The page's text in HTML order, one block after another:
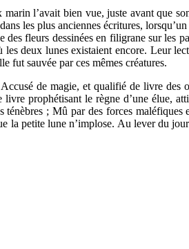
l’avait bien vue, juste avant que
les plus anciennes écritures,
fleurs dessinées en filigrane sur les
deux lunes existaient encore. Leur
fut sauvée par ces mêmes créatures.
de magie, et qualifié de livre
prophétisant le règne d’une élue,
; Mû par des forces maléfiques
la petite lune n’implose. Au lever du